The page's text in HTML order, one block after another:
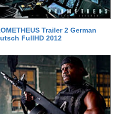
Trailer 2 German
FullHD 2012